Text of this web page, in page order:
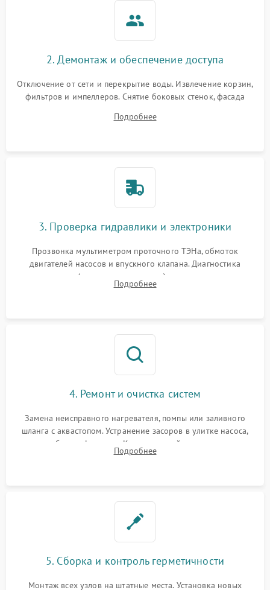
2. Демонтаж и обеспечение доступа
Отключение от сети и перекрытие воды. Извлечение корзин,
фильтров и импеллеров. Снятие боковых стенок, фасада
циркуляционному насосу, ТЭНу и сливной помпе.
Подробнее
3. Проверка гидравлики и электроники
Прозвонка мультиметром проточного ТЭНа, обмоток
двигателей насосов и впускного клапана. Диагностика
прессостата (датчика уровня воды), датчика мутности,
концевика дверцы и электронного модуля управления.
Подробнее
4. Ремонт и очистка систем
Замена неисправного нагревателя, помпы или заливного
шланга с аквастопом. Устранение засоров в улитке насоса,
патрубках и фильтрах. Компонентный ремонт платы
управления, восстановление поврежденной проводки.
Подробнее
5. Сборка и контроль герметичности
Монтаж всех узлов на штатные места. Установка новых